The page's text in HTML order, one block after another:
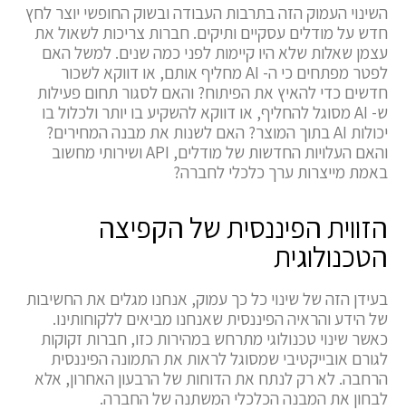
השינוי העמוק הזה בתרבות העבודה ובשוק החופשי יוצר לחץ
חדש על מודלים עסקיים ותיקים. חברות צריכות לשאול את
עצמן שאלות שלא היו קיימות לפני כמה שנים. למשל האם
לפטר מפתחים כי ה- AI מחליף אותם, או דווקא לשכור
חדשים כדי להאיץ את הפיתוח? והאם לסגור תחום פעילות
ש- AI מסוגל להחליף, או דווקא להשקיע בו יותר ולכלול בו
יכולות AI בתוך המוצר? האם לשנות את מבנה המחירים?
והאם העלויות החדשות של מודלים, API ושירותי מחשוב
באמת מייצרות ערך כלכלי לחברה?
הזווית הפיננסית של הקפיצה
הטכנולוגית
בעידן הזה של שינוי כל כך עמוק, אנחנו מגלים את החשיבות
של הידע והראיה הפיננסית שאנחנו מביאים ללקוחותינו.
כאשר שינוי טכנולוגי מתרחש במהירות כזו, חברות זקוקות
לגורם אובייקטיבי שמסוגל לראות את התמונה הפיננסית
הרחבה. לא רק לנתח את הדוחות של הרבעון האחרון, אלא
לבחון את המבנה הכלכלי המשתנה של החברה.